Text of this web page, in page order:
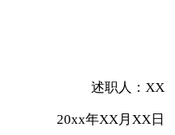
述职人：XX
20xx年XX月XX日